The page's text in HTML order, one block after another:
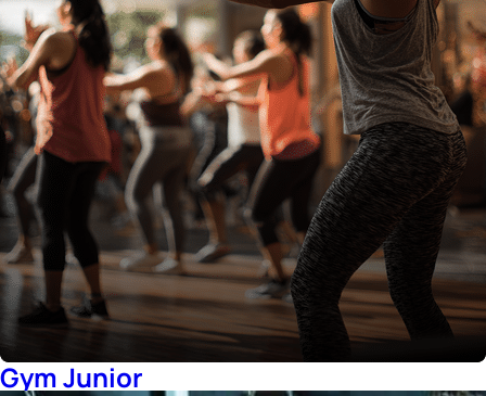
Gym Junior